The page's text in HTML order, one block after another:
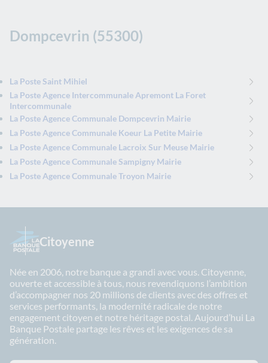
Dompcevrin (55300)
La Poste Saint Mihiel
La Poste Agence Intercommunale Apremont La Foret
Intercommunale
La Poste Agence Communale Dompcevrin Mairie
La Poste Agence Communale Koeur La Petite Mairie
La Poste Agence Communale Lacroix Sur Meuse Mairie
La Poste Agence Communale Sampigny Mairie
La Poste Agence Communale Troyon Mairie
Citoyenne
Née en 2006, notre banque a grandi avec vous. Citoyenne,
ouverte et accessible à tous, nous revendiquons l’ambition
d’accompagner nos 20 millions de clients avec des offres et
services performants, la modernité radicale de notre
engagement citoyen et notre héritage postal. Aujourd’hui La
Banque Postale partage les rêves et les exigences de sa
génération.